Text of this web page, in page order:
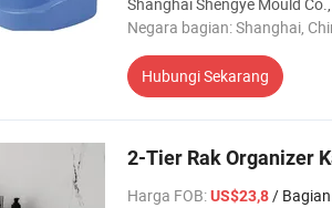
Negara bagian: Shanghai,
Hubungi Sekarang
2-Tier Rak Organizer
Harga FOB:US$23,8/ Bagian